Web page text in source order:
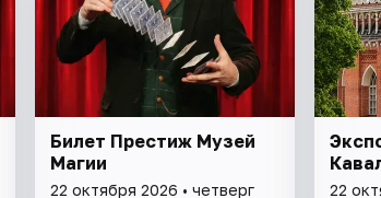
Билет Престиж Музей
Магии
22 октября 2026 • четверг 22